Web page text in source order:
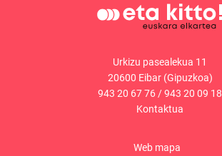
Urkizu pasealekua 11
20600 Eibar (Gipuzkoa)
943 20 67 76 /943 20 09 18
Kontaktua
Web mapa